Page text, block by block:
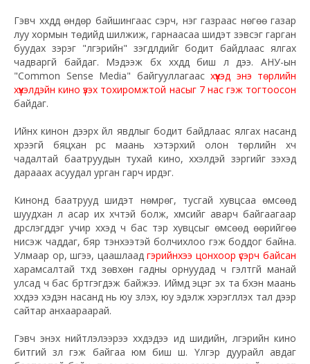
Гэвч хүүхдүүд өндөр байшингаас үсэрч, нэг газраас нөгөө газар
луу хормын төдийд шилжиж, гарнаасаа шидэт зэвсэг гарган
буудах зэрэг "үлгэрийн" үзэгдлүүдийг бодит байдлаас ялгах
чадваргүй байдаг. Мэдээж бүх хүүхдүүд биш л дээ. АНУ-ын
"Common Sense Media" байгууллагаас хүүхэд энэ төрлийн
хүүхэлдэйн кино үзэх тохиромжтой насыг 7 нас гэж тогтоосон
байдаг.
Ийнхүү кинон дээрх үйл явдлыг бодит байдлаас ялгах насанд
хүрээгүй бяцхан үрс маань хэтэрхий олон төрлийн хүч
чадалтай баатруудын тухай кино, хүүхэлдэй зэргийг үзэхэд
дарааах асуудал урган гарч ирдэг.
Кинонд баатрууд шидэт нөмрөг, тусгай хувцсаа өмсөөд
шуудхан л асар их хүчтэй болж, хүмүүсийг аварч байгаагаар
дүрслэгддэг учир хүүхэд ч бас тэр хувцсыг өмсөөд өөрийгөө
нисэж чаддаг, бяр тэнхээтэй болчихлоо гэж боддог байна.
Улмаар ор, шүүгээ, цаашлаадгэрийнхээ цонхоор үсэрч байсан
харамсалтай түүхүүд зөвхөн гадны орнуудад ч гэлтгүй манай
улсад ч бас бүртгэгдэж байжээ. Иймд эцэг эх та бүхэн маань
хүүхдээ хэдэн насанд нь юу үзүүлэх, юу эдэлж хэрэглүүлэх тал дээр
сайтар анхаараарай.
Гэвч энэхүү нийтлэлээрээ хүүхдэдээ ид шидийн, үлгэрийн кино
битгий үзүүл гэж байгаа юм биш шүү. Үлгэр дуурайл авдаг